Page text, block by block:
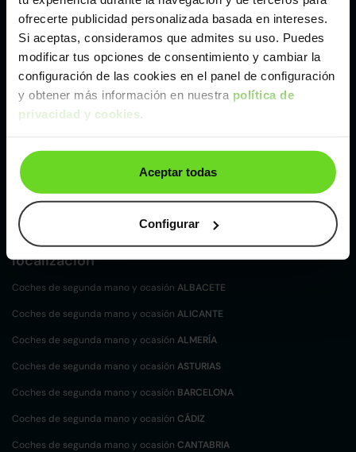
ofrecerte publicidad personalizada basada en intereses.
Si aceptas, consideramos que admites su uso. Puedes
modificar tus opciones de consentimiento y cambiar la
configuración de las cookies en el panel de configuración
y obtener más información en nuestra política de
privacidad y cookies.
Aceptar todas
Configurar
Málaga
Valencia
Zaragoza
Ver Renault Mégane de segunda mano y ocasión
Renault Mégane de segunda mano y ocasión
Coches desegunda mano y ocasión por
localización
Coches de segunda mano y ocasión ALBACETE
Coches de segunda mano y ocasión ALICANTE
Coches de segunda mano y ocasión ALMERÍA
Coches de segunda mano y ocasión ASTURIAS
Coches de segunda mano y ocasión BARCELONA
Coches de segunda mano y ocasión CÁDIZ
Coches de segunda mano y ocasión CANTABRIA